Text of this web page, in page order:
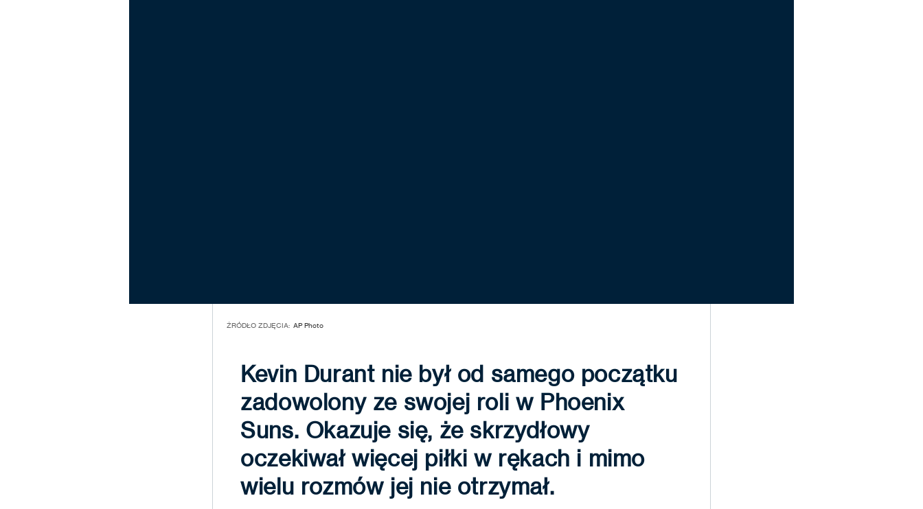
ŹRÓDŁO ZDJĘCIA: AP Photo
Kevin Durant nie był od samego początku
zadowolony ze swojej roli w Phoenix
Suns. Okazuje się, że skrzydłowy
oczekiwał więcej piłki w rękach i mimo
wielu rozmów jej nie otrzymał.